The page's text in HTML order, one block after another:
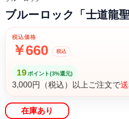
ブルーロック「士道龍
税込価格
￥660 税込
19 ポイント(3%還元)
3,000円（税込）以上ご注文で
在庫あり